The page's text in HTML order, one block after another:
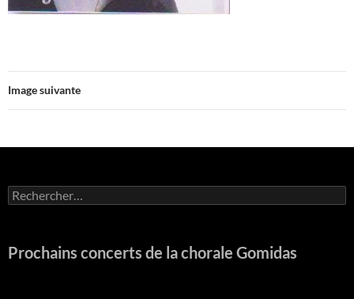
Image suivante
Rechercher :
Prochains concerts de la chorale Gomidas